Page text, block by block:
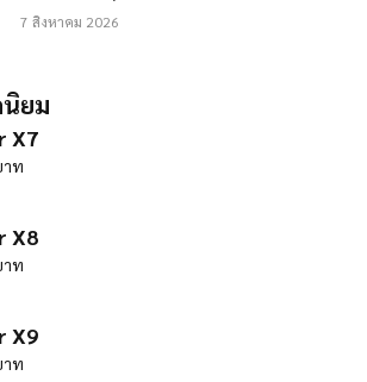
7 สิงหาคม 2026
ยม
X7
ท
X8
าท
X9
ท